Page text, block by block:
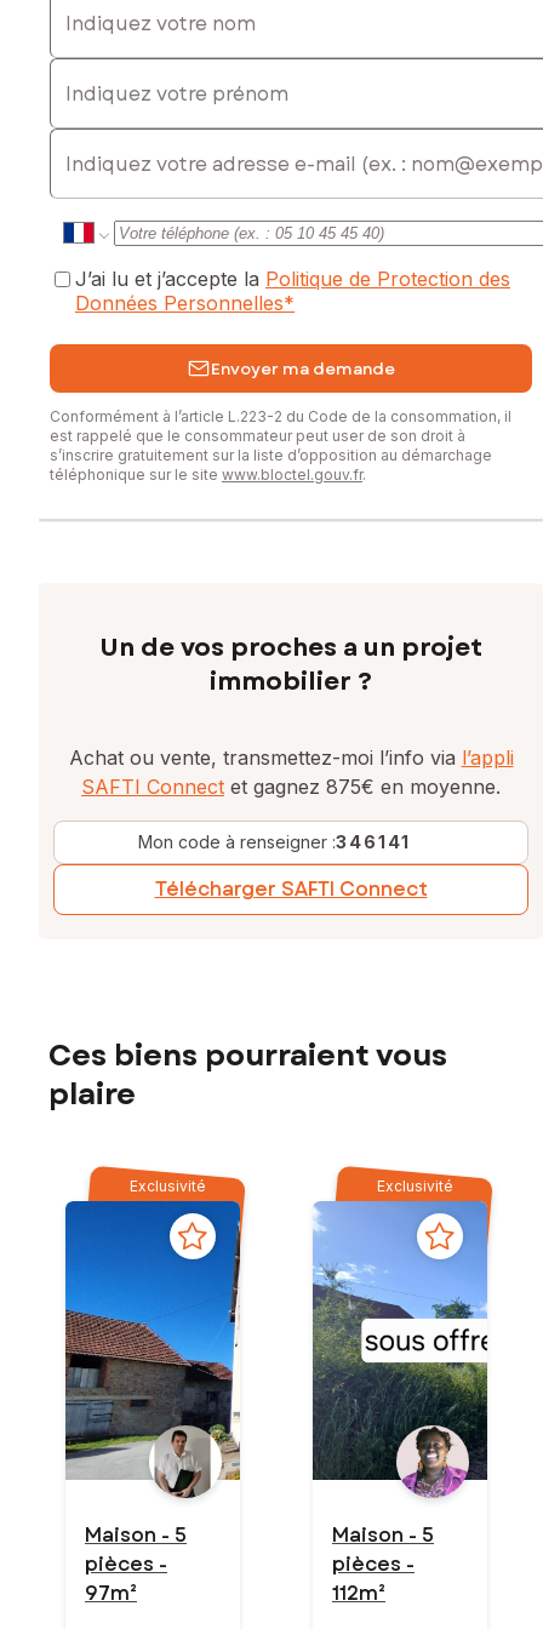
Indiquez votre prénom
E-mail
J’ai lu et j’accepte la Politique de Protection des
Données Personnelles*
Envoyer ma demande
Conformément à l’article L.223-2 du Code de la consommation, il
est rappelé que le consommateur peut user de son droit à
s’inscrire gratuitement sur la liste d’opposition au démarchage
téléphonique sur le site www.bloctel.gouv.fr.
Un de vos proches a un projet
immobilier ?
Achat ou vente, transmettez-moi l’info via l’appli
SAFTI Connect et gagnez 875€ en moyenne.
Mon code à renseigner :346141
Télécharger SAFTI Connect
Ces biens pourraient vous
plaire
Exclusivité
Maison - 5
pièces -
97m²
Exclusivité
Maison - 5
pièces -
112m²